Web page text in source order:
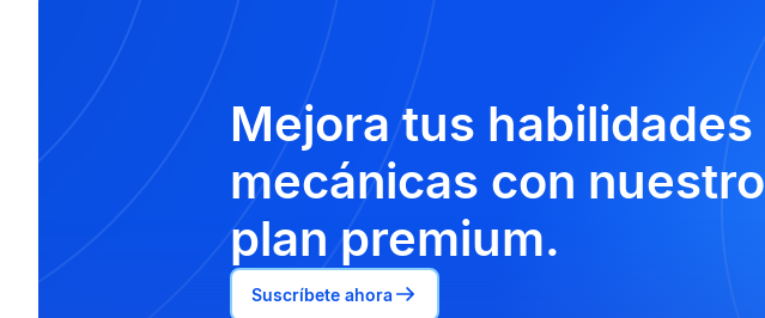
Mejora tus habilidades
mecánicas con nuestro
plan premium.
Suscríbete ahora